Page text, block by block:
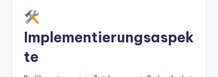
Implementierungsaspek
te